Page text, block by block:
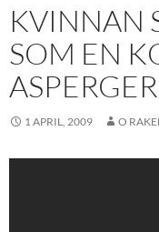
KVINNAN
SOM EN
1 APRIL, 2009 O